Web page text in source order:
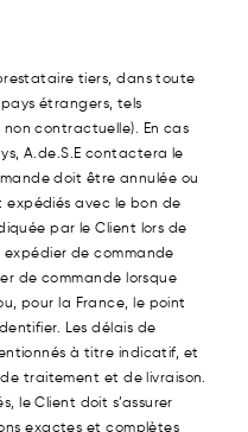
tiers, dans toute
étrangers, tels
non contractuelle). En cas
A.de.S.E contactera le
doit être annulée ou
expédiés avec le bon de
par le Client lors de
expédier de commande
de commande lorsque
pour la France, le point
Les délais de
à titre indicatif, et
traitement et de livraison.
le Client doit s’assurer
exactes et complètes